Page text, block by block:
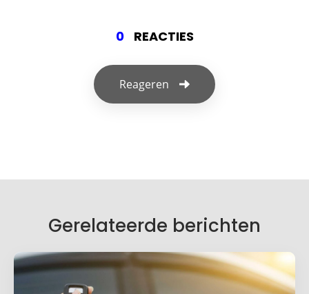
0 REACTIES
Reageren
Je e-mailadres wordt niet gepubliceerd.
Gerelateerde berichten